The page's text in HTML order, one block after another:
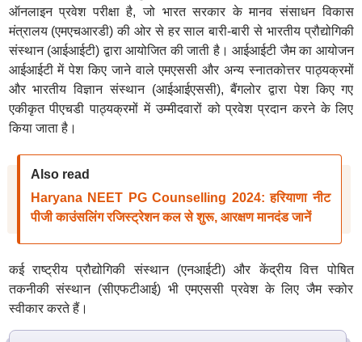
ऑनलाइन प्रवेश परीक्षा है, जो भारत सरकार के मानव संसाधन विकास
मंत्रालय (एमएचआरडी) की ओर से हर साल बारी-बारी से भारतीय प्रौद्योगिकी
संस्थान (आईआईटी) द्वारा आयोजित की जाती है। आईआईटी जैम का आयोजन
आईआईटी में पेश किए जाने वाले एमएससी और अन्य स्नातकोत्तर पाठ्यक्रमों
और भारतीय विज्ञान संस्थान (आईआईएससी), बैंगलोर द्वारा पेश किए गए
एकीकृत पीएचडी पाठ्यक्रमों में उम्मीदवारों को प्रवेश प्रदान करने के लिए
किया जाता है।
Also read
Haryana NEET PG Counselling 2024: हरियाणा नीट
पीजी काउंसलिंग रजिस्ट्रेशन कल से शुरू, आरक्षण मानदंड जानें
कई राष्ट्रीय प्रौद्योगिकी संस्थान (एनआईटी) और केंद्रीय वित्त पोषित
तकनीकी संस्थान (सीएफटीआई) भी एमएससी प्रवेश के लिए जैम स्कोर
स्वीकार करते हैं।